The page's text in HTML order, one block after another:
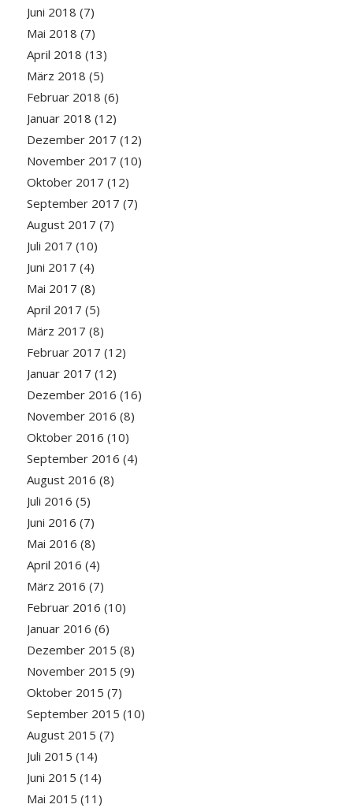
Juni 2018 (7)
Mai 2018 (7)
April 2018 (13)
März 2018 (5)
Februar 2018 (6)
Januar 2018 (12)
Dezember 2017 (12)
November 2017 (10)
Oktober 2017 (12)
September 2017 (7)
August 2017 (7)
Juli 2017 (10)
Juni 2017 (4)
Mai 2017 (8)
April 2017 (5)
März 2017 (8)
Februar 2017 (12)
Januar 2017 (12)
Dezember 2016 (16)
November 2016 (8)
Oktober 2016 (10)
September 2016 (4)
August 2016 (8)
Juli 2016 (5)
Juni 2016 (7)
Mai 2016 (8)
April 2016 (4)
März 2016 (7)
Februar 2016 (10)
Januar 2016 (6)
Dezember 2015 (8)
November 2015 (9)
Oktober 2015 (7)
September 2015 (10)
August 2015 (7)
Juli 2015 (14)
Juni 2015 (14)
Mai 2015 (11)